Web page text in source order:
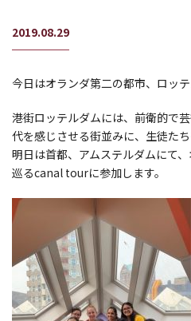
2019.08.29
今日はオランダ第二の都市、ロッ
港街ロッテルダムには、前衛的で
代を感じさせる街並みに、生徒たち
明日は首都、アムステルダムにて
巡るcanal tourに参加します。